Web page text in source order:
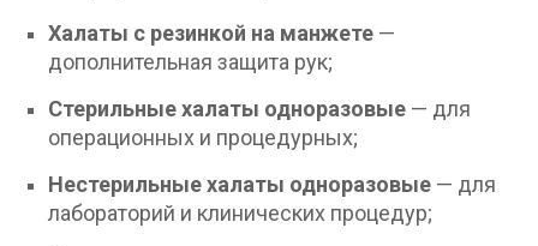
Халаты с резинкой на манжете —
дополнительная защита рук;
Стерильные халаты одноразовые — для
операционных и процедурных;
Нестерильные халаты одноразовые — для
лабораторий и клинических процедур;